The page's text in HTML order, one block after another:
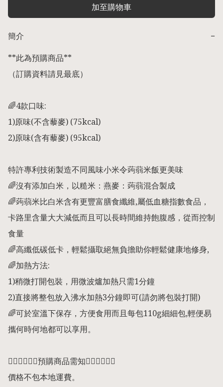
加至購物車
簡介
−
**此為預購商品**
（訂購資料請見最底）
🌈4款口味:
1)原味(不含藜麥) (75kcal)
2)原味(含有藜麥) (95kcal)
特許專利技術製造不同風味小米令蒟蒻米飯更美味
🌈沒有添加白米，以糙米：燕麥：蒟蒻混合製成
🌈蒟蒻米比白米含有更豐富膳食纖維,屬低血糖指數食品，
卡路里含量大大減低而且可以長時間維持飽腹感，從而控制
食量
🌈高纖低碳低卡，輕鬆攝取絕無負擔助你輕鬆健康地修身,
🌈加熱方法:
1)稍微打開包裝，用微波爐加熱只需1分鐘
2)直接將整包放入沸水加熱3分鐘即可(請勿將包裝打開)
🌈可於室溫下保存，方便食用而且每包110g細細包,輕便易
攜何時何地都可以享用。
👇🏻👇🏻👇🏻預購商品需知👇🏻👇🏻👇🏻
價格不包本地運費。